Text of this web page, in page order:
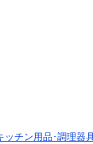
ッチン用品･調理器